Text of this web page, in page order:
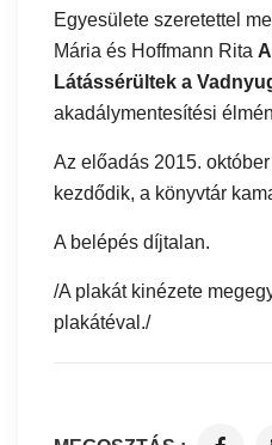
Egyesülete szeretettel
Mária és Hoffmann Rita
Látássérültek a
akadálymentesítési
Az előadás 2015.
kezdődik, a könyvtár
A belépés díjtalan.
/A plakát kinézete
plakátéval./